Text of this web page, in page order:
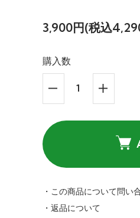
3,900円(税込
購入数
・この商品について問い
・返品について